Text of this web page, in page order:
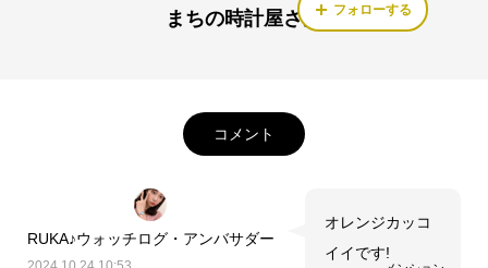
まちの時計屋さん フォローする
コメント
RUKA♪ウォッチログ・アンバサダー
オレンジカッコ
イイです!